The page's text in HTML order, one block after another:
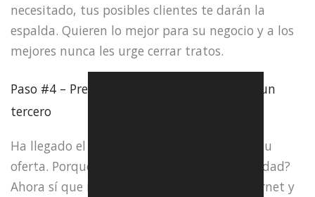
necesitado, tus posibles clientes te darán la
espalda. Quieren lo mejor para su negocio y a los
mejores nunca les urge cerrar tratos.
Paso #4 – Presenta tu oferta o la oferta de un
tercero
Ha llegado el momento, puedes presentar tu
oferta. Porque tienes algo para vender, ¿verdad?
Ahora sí que importa el qué vender en Internet y